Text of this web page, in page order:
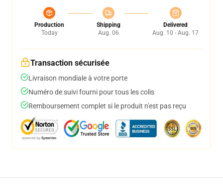
Production
Today
Shipping
Aug. 06
Delivered
Aug. 10 - Aug. 17
Transaction sécurisée
Livraison mondiale à votre porte
Numéro de suivi fourni pour tous les colis
Remboursement complet si le produit n'est pas reçu